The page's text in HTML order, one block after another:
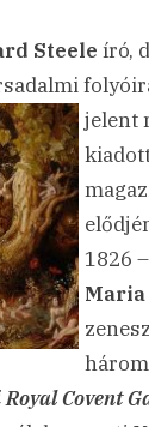
Steele író,
jelent
1826
Royal Covent